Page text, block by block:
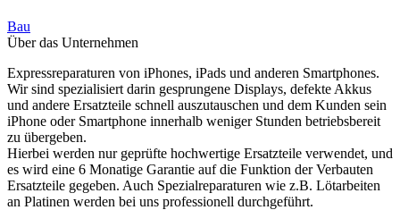
Bau
Über das Unternehmen
Expressreparaturen von iPhones, iPads und anderen Smartphones.
Wir sind spezialisiert darin gesprungene Displays, defekte Akkus
und andere Ersatzteile schnell auszutauschen und dem Kunden sein
iPhone oder Smartphone innerhalb weniger Stunden betriebsbereit
zu übergeben.
Hierbei werden nur geprüfte hochwertige Ersatzteile verwendet, und
es wird eine 6 Monatige Garantie auf die Funktion der Verbauten
Ersatzteile gegeben. Auch Spezialreparaturen wie z.B. Lötarbeiten
an Platinen werden bei uns professionell durchgeführt.